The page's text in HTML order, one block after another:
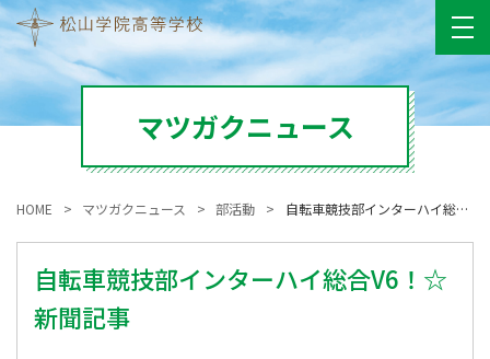
マツガクニュース
HOME マツガクニュース 部活動 自転車競技部インターハイ総合V6！☆新聞記事
自転車競技部インターハイ総合V6！☆
新聞記事